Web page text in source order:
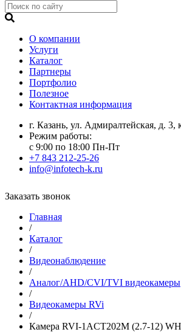
О компании
Услуги
Каталог
Партнеры
Портфолио
Полезное
Контактная информация
г. Казань, ул. Адмиралтейская, д. 3,
Режим работы:
с 9:00 по 18:00 Пн-Пт
+7 843 212-25-26
info@infotech-k.ru
Заказать звонок
Главная
/
Каталог
/
Видеонаблюдение
/
Аналог/AHD/CVI/TVI видеокамеры
/
Видеокамеры RVi
/
Камера RVI-1ACT202M (2.7-12)